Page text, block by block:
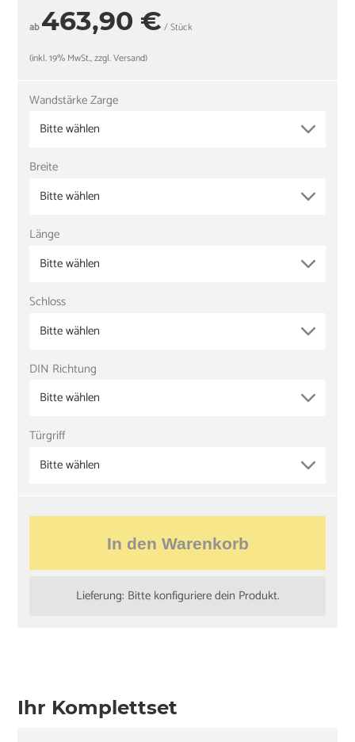
ab463,90 € / Stück
(inkl. 19% MwSt., zzgl. Versand)
Wandstärke Zarge
Bitte wählen
Breite
Bitte wählen
Länge
Bitte wählen
Schloss
Bitte wählen
DIN Richtung
Bitte wählen
Türgriff
Bitte wählen
In den Warenkorb
Lieferung: Bitte konfiguriere dein Produkt.
Ihr Komplettset